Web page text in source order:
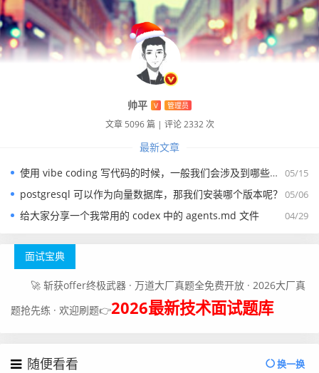
帅平 V 管理员
文章 5096 篇 | 评论 2332 次
最新文章
05/15
使用 vibe coding 写代码的时候，一般我们会涉及到哪些提示词？
05/06
postgresql 可以作为向量数据库，那我们安装哪个版本呢？
04/29
给大家分享一个我常用的 codex 中的 agents.md 文件
面试宝典
🚀 斩获offer终极武器 · 万道大厂真题全免费开放 · 2026大厂真
题抢先练 · 欢迎刷题👉2026最新技术面试题库
随便看看 换一换